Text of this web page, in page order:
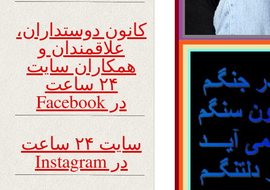
کانون دوستداران،
علاقمندان و
همکاران سایت
۲۴ ساعت
در Facebook
سایت ۲۴ ساعت
در Instagram